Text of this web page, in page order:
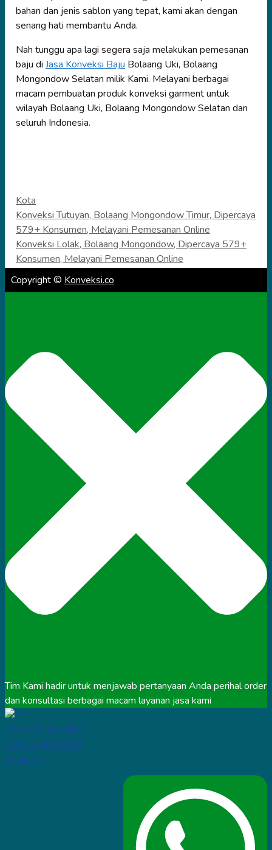
bahan dan jenis sablon yang tepat, kami akan dengan
senang hati membantu Anda.
Nah tunggu apa lagi segera saja melakukan pemesanan
baju di Jasa Konveksi Baju Bolaang Uki, Bolaang
Mongondow Selatan milik Kami. Melayani berbagai
macam pembuatan produk konveksi garment untuk
wilayah Bolaang Uki, Bolaang Mongondow Selatan dan
seluruh Indonesia.
Categories
Kota
Konveksi Tutuyan, Bolaang Mongondow Timur, Dipercaya
579+ Konsumen, Melayani Pemesanan Online
Konveksi Lolak, Bolaang Mongondow, Dipercaya 579+
Konsumen, Melayani Pemesanan Online
Copyright © Konveksi.co
Tim Kami hadir untuk menjawab pertanyaan Anda perihal order
dan konsultasi berbagai macam layanan jasa kami
Chat WA Klik Disini
0857.0211.1110
Available